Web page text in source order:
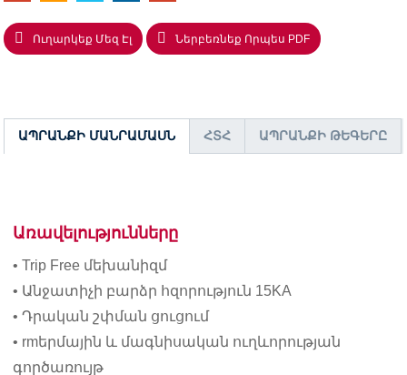
Ուղարկեք Մեզ Էլ Ներբեռնեք Որպես PDF
ԱՊՐԱՆՔԻ ՄԱՆՐԱՄԱՍՆ ՀՏՀ ԱՊՐԱՆՔԻ ԹԵԳԵՐԸ
Առավելությունները
• Trip Free մեխանիզմ
• Անջատիչի բարձր հզորություն 15KA
• Դրական շփման ցուցում
• rmերմային և մագնիսական ուղևորության
գործառույթ